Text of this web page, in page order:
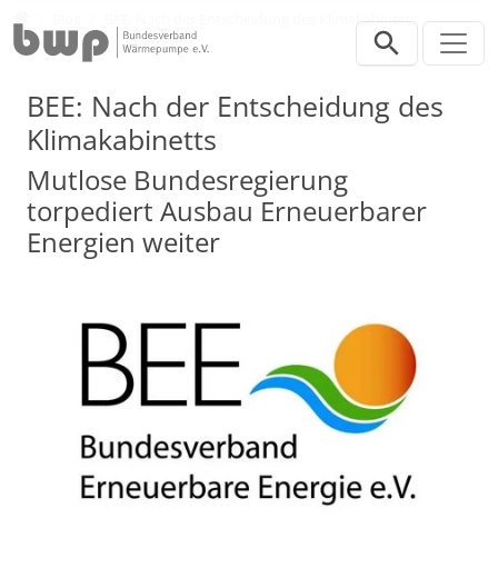
BEE: Nach der Entscheidung des Klimakabinetts
BEE: Nach der Entscheidung des
Klimakabinetts
Mutlose Bundesregierung
torpediert Ausbau Erneuerbarer
Energien weiter